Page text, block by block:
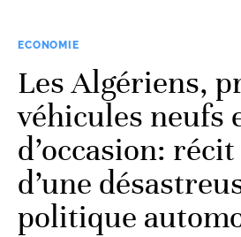
ECONOMIE
Les Algériens,
véhicules neufs
d’occasion:
d’une
politique